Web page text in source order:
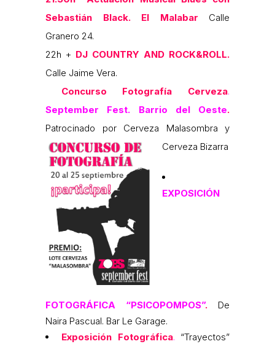
Sebastián Black. El Malabar Calle
Granero 24.
22h + DJ COUNTRY AND ROCK&ROLL.
Calle Jaime Vera.
Concurso Fotografía Cerveza.
September Fest. Barrio del Oeste.
Patrocinado por Cerveza Malasombra y
Cerveza Bizarra
EXPOSICIÓN
FOTOGRÁFICA “PSICOPOMPOS”. De
Naira Pascual. Bar Le Garage.
Exposición Fotográfica. “Trayectos”